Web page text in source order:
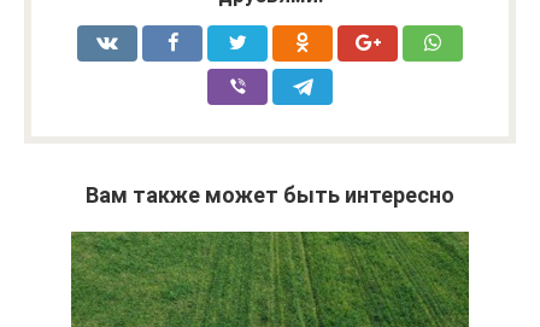
Вам также может быть интересно